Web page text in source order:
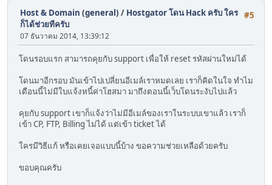
#5
Host & Domain (general) / Hostgator โดน Hack ครับ ใคร
ก็ได้ช่วยทีครับ
07 ธันวาคม 2014, 13:39:12
โดนรอบแรก สามารถคุยกับ support เพื่อให้ reset รหัสผ่านใหม่ได้
โดนมาอีกรอบ มันเข้าไปเปลี่ยนอีเมล์เราหมดเลย เราก็คิดในใจ ทำไม
เดือนนี้ไม่มีใบแจ้งหนี้ค่าโฮสมา มาถึงตอนนี้เว็บโดนระงับไปแล้ว
คุยกับ support เขาก็แจ้งว่าไม่มีอีเมล์ของเราในระบบเขาแล้ว เราก็
เข้า CP, FTP, Billing ไม่ได้ แต่เข้า ticket ได้
ใครมีวิธีแก้ หรือเคยเจอแบบนี้บ้าง ขอความช่วยเหลือด้วยครับ
ขอบคุณครับ